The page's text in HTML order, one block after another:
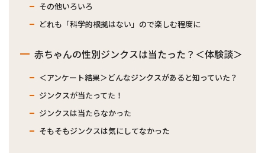
その他いろいろ
どれも「科学的根拠はない」ので楽しむ程度に
赤ちゃんの性別ジンクスは当たった？＜体験談＞
＜アンケート結果＞どんなジンクスがあると知っていた？
ジンクスが当たってた！
ジンクスは当たらなかった
そもそもジンクスは気にしてなかった